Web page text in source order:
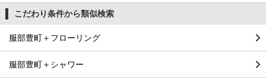
こだわり条件から類似検索
服部豊町＋フローリング
服部豊町＋シャワー